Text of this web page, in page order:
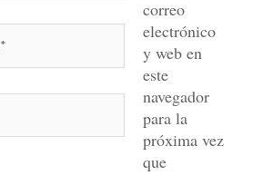
correo
electrónico
y web en
este
navegador
para la
próxima vez
que